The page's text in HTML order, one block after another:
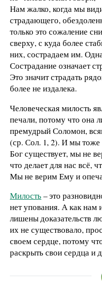
Нам жалко, когда мы
страдающего,
только это сожаление
сверху, с куда более
них, сострадаем им.
Сострадание означает
Это значит страдать
более не издалека.
Человеческая милость
печали, потому что она
премудрый Соломон,
(ср. Сол. 1, 2). И мы
Бог существует, мы не
что делает для нас всё,
Мы не верим Ему и
Милость– это
нет упования. А как нам
лишены доказательств
их не существовало,
своем сердце, потому
раскрыть свои сердца и